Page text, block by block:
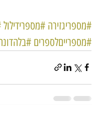
#מספריגזירה #מספרידילול
#מספרייםלספרים